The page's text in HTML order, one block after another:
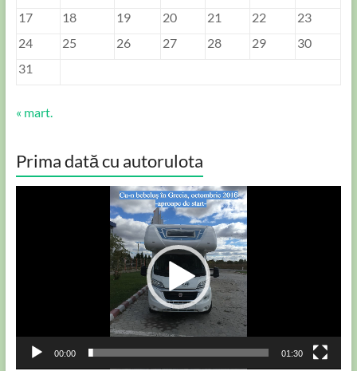
17
18 19 20 21 22
23
24
25 26 27 28 29
30
31
« mart.
Prima dată cu autorulota
00:00 01:30